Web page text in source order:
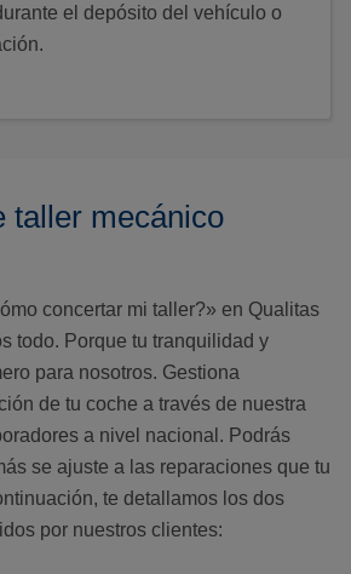
el depósito del vehículo o
taller mecánico
concertar mi taller?» en Qualitas
todo. Porque tu tranquilidad y
para nosotros. Gestiona
de tu coche a través de nuestra
a nivel nacional. Podrás
se ajuste a las reparaciones que tu
te detallamos los dos
por nuestros clientes: